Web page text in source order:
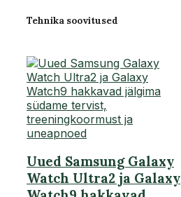
Tehnika soovitused
Uued Samsung Galaxy
Watch Ultra2 ja Galaxy